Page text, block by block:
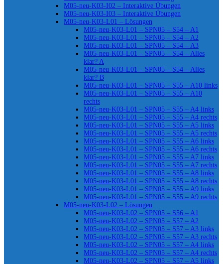
M05-neu-K03-I02 – Interaktive Übungen
M05-neu-K03-I03 – Interaktive Übungen
M05-neu-K03-L01 – Lösungen
M05-neu-K03-L01 – SPN05 – S54 – A1
M05-neu-K03-L01 – SPN05 – S54 – A2
M05-neu-K03-L01 – SPN05 – S54 – A3
M05-neu-K03-L01 – SPN05 – S54 – Alles
klar? A
M05-neu-K03-L01 – SPN05 – S54 – Alles
klar? B
M05-neu-K03-L01 – SPN05 – S55 – A10 links
M05-neu-K03-L01 – SPN05 – S55 – A10
rechts
M05-neu-K03-L01 – SPN05 – S55 – A4 links
M05-neu-K03-L01 – SPN05 – S55 – A4 rechts
M05-neu-K03-L01 – SPN05 – S55 – A5 links
M05-neu-K03-L01 – SPN05 – S55 – A5 rechts
M05-neu-K03-L01 – SPN05 – S55 – A6 links
M05-neu-K03-L01 – SPN05 – S55 – A6 rechts
M05-neu-K03-L01 – SPN05 – S55 – A7 links
M05-neu-K03-L01 – SPN05 – S55 – A7 rechts
M05-neu-K03-L01 – SPN05 – S55 – A8 links
M05-neu-K03-L01 – SPN05 – S55 – A8 rechts
M05-neu-K03-L01 – SPN05 – S55 – A9 links
M05-neu-K03-L01 – SPN05 – S55 – A9 rechts
M05-neu-K03-L02 – Lösungen
M05-neu-K03-L02 – SPN05 – S56 – A1
M05-neu-K03-L02 – SPN05 – S57 – A2
M05-neu-K03-L02 – SPN05 – S57 – A3 links
M05-neu-K03-L02 – SPN05 – S57 – A3 rechts
M05-neu-K03-L02 – SPN05 – S57 – A4 links
M05-neu-K03-L02 – SPN05 – S57 – A4 rechts
M05-neu-K03-L02 – SPN05 – S57 – A5 links